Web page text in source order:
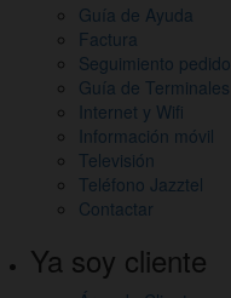
Guía de Ayuda
Factura
Seguimiento pedido
Guía de Terminales
Internet y Wifi
Información móvil
Televisión
Teléfono Jazztel
Contactar
Ya soy cliente